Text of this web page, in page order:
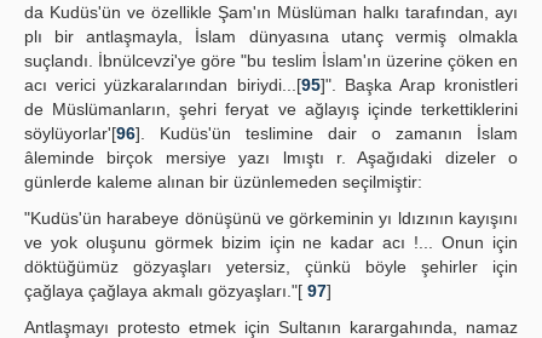
da Kudüs'ün ve özellikle Şam'ın Müslüman halkı tarafından, ayı
plı bir antlaşmayla, İslam dünyasına utanç vermiş olmakla
suçlandı. İbnülcevzi'ye göre "bu teslim İslam'ın üzerine çöken en
acı verici yüzkaralarından biriydi...[95]". Başka Arap kronistleri
de Müslümanların, şehri feryat ve ağlayış içinde terkettiklerini
söylüyorlar'[96]. Kudüs'ün teslimine dair o zamanın İslam
âleminde birçok mersiye yazı lmıştı r. Aşağıdaki dizeler o
günlerde kaleme alınan bir üzünlemeden seçilmiştir:
"Kudüs'ün harabeye dönüşünü ve görkeminin yı ldızının kayışını
ve yok oluşunu görmek bizim için ne kadar acı !... Onun için
döktüğümüz gözyaşları yetersiz, çünkü böyle şehirler için
çağlaya çağlaya akmalı gözyaşları."[ 97]
Antlaşmayı protesto etmek için Sultanın karargahında, namaz